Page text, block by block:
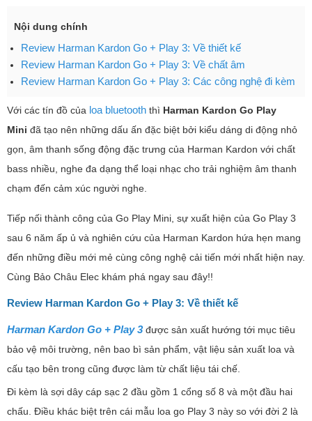
Nội dung chính
Review Harman Kardon Go + Play 3: Về thiết kế
Review Harman Kardon Go + Play 3: Về chất âm
Review Harman Kardon Go + Play 3: Các công nghệ đi kèm
Với các tín đồ của loa bluetooth thì Harman Kardon Go Play
Mini đã tạo nên những dấu ấn đặc biệt bởi kiểu dáng di động nhỏ
gọn, âm thanh sống động đặc trưng của Harman Kardon với chất
bass nhiều, nghe đa dạng thể loại nhạc cho trải nghiệm âm thanh
chạm đến cảm xúc người nghe.
Tiếp nối thành công của Go Play Mini, sự xuất hiện của Go Play 3
sau 6 năm ấp ủ và nghiên cứu của Harman Kardon hứa hẹn mang
đến những điều mới mẻ cùng công nghệ cải tiến mới nhất hiện nay.
Cùng Bảo Châu Elec khám phá ngay sau đây!!
Review Harman Kardon Go + Play 3: Về thiết kế
Harman Kardon Go + Play 3được sản xuất hướng tới mục tiêu
bảo vệ môi trường, nên bao bì sản phẩm, vật liệu sản xuất loa và
cấu tạo bên trong cũng được làm từ chất liệu tái chế.
Đi kèm là sợi dây cáp sạc 2 đầu gồm 1 cổng số 8 và một đầu hai
chấu. Điều khác biệt trên cái mẫu loa go Play 3 này so với đời 2 là